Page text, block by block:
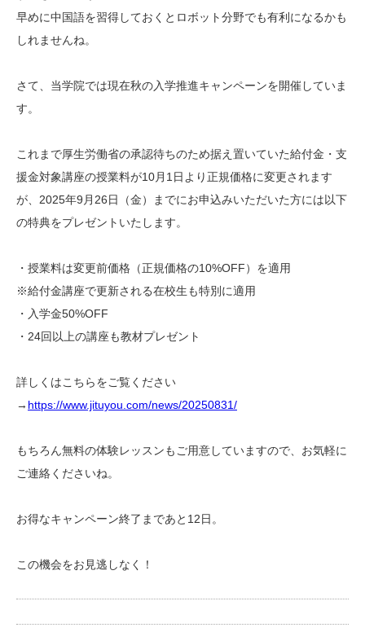
早めに中国語を習得しておくとロボット分野でも有利になるかも
しれませんね。
さて、当学院では現在秋の入学推進キャンペーンを開催していま
す。
これまで厚生労働省の承認待ちのため据え置いていた給付金・支
援金対象講座の授業料が10月1日より正規価格に変更されます
が、2025年9月26日（金）までにお申込みいただいた方には以下
の特典をプレゼントいたします。
・授業料は変更前価格（正規価格の10%OFF）を適用
※給付金講座で更新される在校生も特別に適用
・入学金50%OFF
・24回以上の講座も教材プレゼント
詳しくはこちらをご覧ください
→ https://www.jituyou.com/news/20250831/
もちろん無料の体験レッスンもご用意していますので、お気軽に
ご連絡くださいね。
お得なキャンペーン終了まであと12日。
この機会をお見逃しなく！